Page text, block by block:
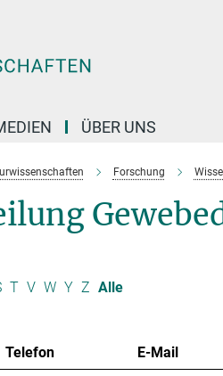
ÜBER UNS
Forschung
T V W Y Z Alle
Telefon E-Mail